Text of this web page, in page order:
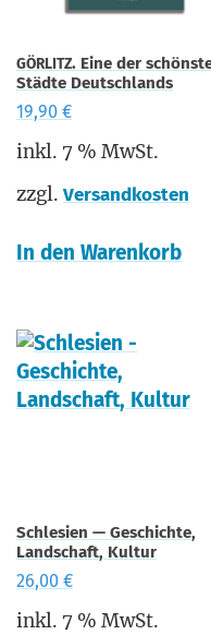
GÖRLITZ. Eine der
Städte Deutschlands
19,90 €
inkl. 7 % MwSt.
zzgl. Versandkosten
In den Warenkorb
Schlesien — Geschichte,
Landschaft, Kultur
26,00 €
inkl. 7 % MwSt.